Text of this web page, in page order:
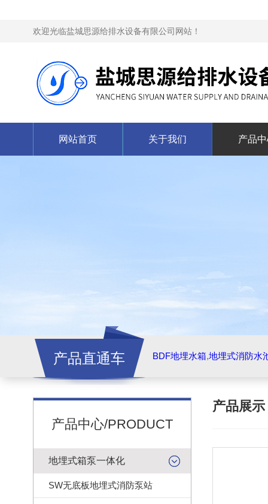
欢迎光临盐城思源给排水设备有限公司网站！
网站首页 关于我们 产品
产品直通车 BDF地埋水箱,地埋式消防水
产品中心/PRODUCT
地埋式箱泵一体化
SW无底板地埋式消防泵站
产品展示